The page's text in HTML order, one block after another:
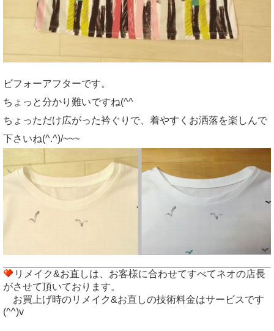
ビフォーアフターです。
ちょっと分かり難いですね(^^ゞ
ちょっただけ広がった衿ぐりで、着やすくお洒落を楽しんで
下さいね(^.^)/~~~
リメイク&お直しは、お客様に合わせてすべてネオの店長
がさせて頂いております。
お買上げ時のリメイク&お直しの技術料金はサービスです
(^^)v